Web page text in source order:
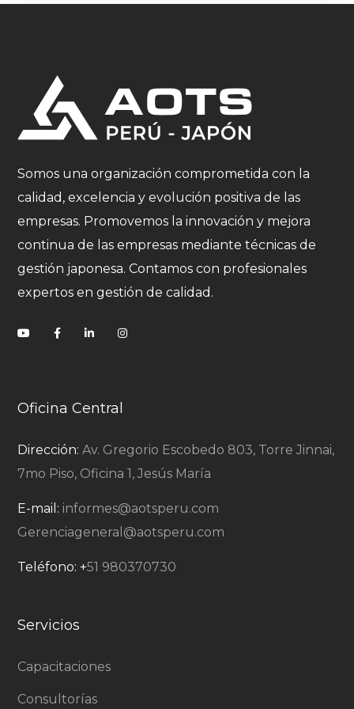
Somos una organización comprometida con la
calidad, excelencia y evolución positiva de las
empresas. Promovemos la innovación y mejora
continua de las empresas mediante técnicas de
gestión japonesa. Contamos con profesionales
expertos en gestión de calidad.
Oficina Central
Dirección: Av. Gregorio Escobedo 803, Torre Jinnai,
7mo Piso, Oficina 1, Jesús María
E-mail: informes@aotsperu.com
Gerenciageneral@aotsperu.com
Teléfono: +51 980370730
Servicios
Capacitaciones
Consultorías